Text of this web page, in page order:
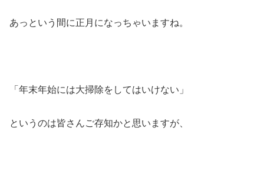
あっという間に正月になっちゃいますね。
「年末年始には大掃除をしてはいけない」
というのは皆さんご存知かと思いますが、